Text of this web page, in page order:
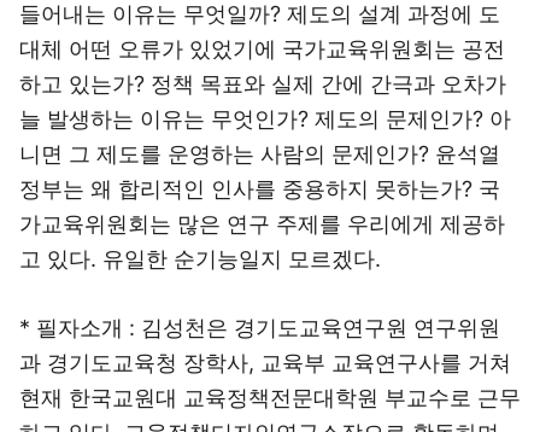
들어내는 이유는 무엇일까? 제도의 설계 과정에 도
대체 어떤 오류가 있었기에 국가교육위원회는 공전
하고 있는가? 정책 목표와 실제 간에 간극과 오차가
늘 발생하는 이유는 무엇인가? 제도의 문제인가? 아
니면 그 제도를 운영하는 사람의 문제인가? 윤석열
정부는 왜 합리적인 인사를 중용하지 못하는가? 국
가교육위원회는 많은 연구 주제를 우리에게 제공하
고 있다. 유일한 순기능일지 모르겠다.
* 필자소개 : 김성천은 경기도교육연구원 연구위원
과 경기도교육청 장학사, 교육부 교육연구사를 거쳐
현재 한국교원대 교육정책전문대학원 부교수로 근무